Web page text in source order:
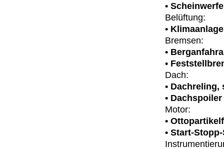
•
Belüftung:
•
Bremsen:
•
•
Dach:
• Dachreling,
•
Motor:
•
• Start-